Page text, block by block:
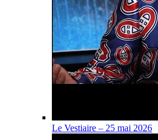
Le Vestiaire – 25 mai 2026